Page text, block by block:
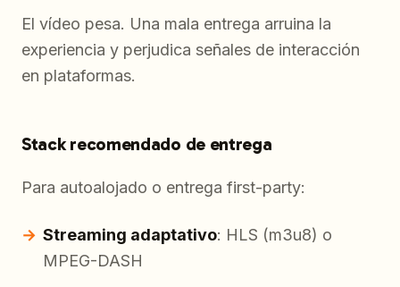
El vídeo pesa. Una mala entrega arruina la
experiencia y perjudica señales de interacción
en plataformas.
Stack recomendado de entrega
Para autoalojado o entrega first-party:
Streaming adaptativo: HLS (m3u8) o
MPEG-DASH